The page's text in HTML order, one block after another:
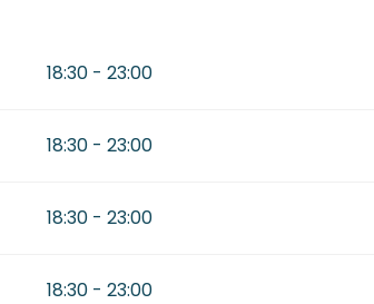
18:30 - 23:00
18:30 - 23:00
18:30 - 23:00
18:30 - 23:00